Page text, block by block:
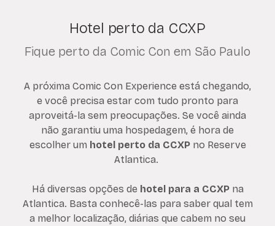
Hotel perto da CCXP
Fique perto da Comic Con em São Paulo
A próxima Comic Con Experience está chegando,
e você precisa estar com tudo pronto para
aproveitá-la sem preocupações. Se você ainda
não garantiu uma hospedagem, é hora de
escolher um hotel perto da CCXPno Reserve
Atlantica.
Há diversas opções de hotel para a CCXPna
Atlantica. Basta conhecê-las para saber qual tem
a melhor localização, diárias que cabem no seu